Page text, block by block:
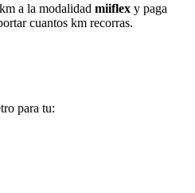
a la modalidad miiflex y paga
cuantos km recorras.
para tu: